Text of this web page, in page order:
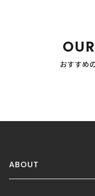
おすすめ
ABOUT